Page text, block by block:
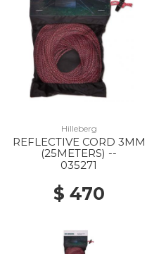
Hilleberg
REFLECTIVE CORD 3MM
(25METERS) --
035271
$ 470